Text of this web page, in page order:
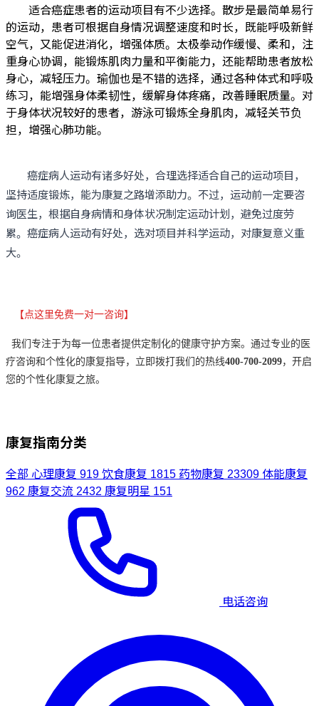
适合癌症患者的运动项目有不少选择。散步是最简单易行
的运动，患者可根据自身情况调整速度和时长，既能呼吸新鲜
空气，又能促进消化，增强体质。太极拳动作缓慢、柔和，注
重身心协调，能锻炼肌肉力量和平衡能力，还能帮助患者放松
身心，减轻压力。瑜伽也是不错的选择，通过各种体式和呼吸
练习，能增强身体柔韧性，缓解身体疼痛，改善睡眠质量。对
于身体状况较好的患者，游泳可锻炼全身肌肉，减轻关节负
担，增强心肺功能。
癌症病人运动有诸多好处，合理选择适合自己的运动项目，
坚持适度锻炼，能为康复之路增添助力。不过，运动前一定要咨
询医生，根据自身病情和身体状况制定运动计划，避免过度劳
累。癌症病人运动有好处，选对项目并科学运动，对康复意义重
大。
【点这里免费一对一咨询】
我们专注于为每一位患者提供定制化的健康守护方案。通过专业的医
疗咨询和个性化的康复指导，立即拨打我们的热线400-700-2099，开启
您的个性化康复之旅。
康复指南分类
全部 心理康复 919饮食康复 1815 药物康复 23309 体能康复
962康复交流2432康复明星 151
电话咨询